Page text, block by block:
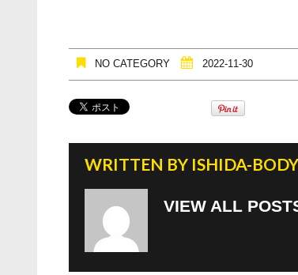
NO CATEGORY 2022-11-30
WRITTEN BY ISHIDA-BODY
VIEW ALL